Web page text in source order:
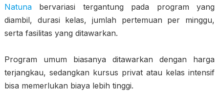
Natunabervariasi tergantung pada program yang
diambil, durasi kelas, jumlah pertemuan per minggu,
serta fasilitas yang ditawarkan.
Program umum biasanya ditawarkan dengan harga
terjangkau, sedangkan kursus privat atau kelas intensif
bisa memerlukan biaya lebih tinggi.